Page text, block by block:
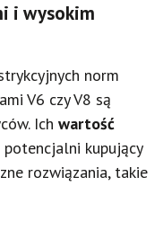
i wysokim
norm
V6 czy V8 są
Ich wartość
kupujący
rozwiązania, takie